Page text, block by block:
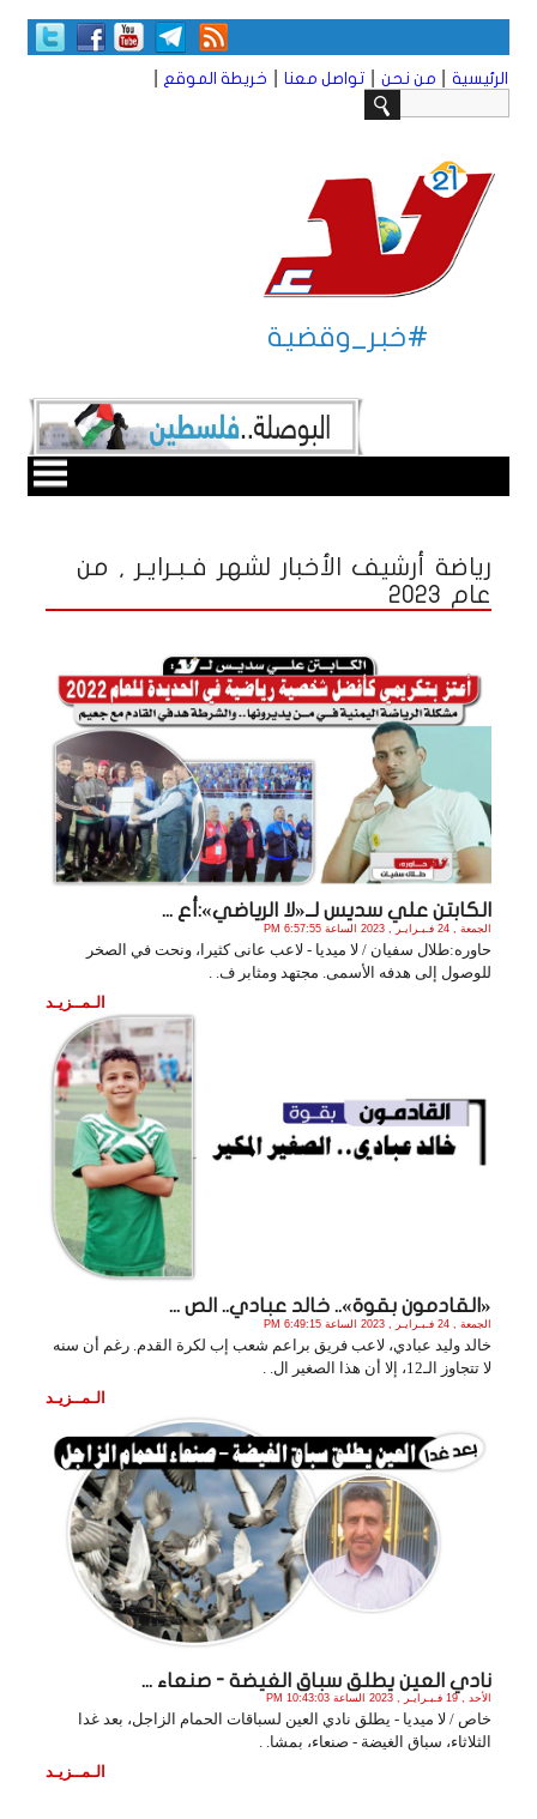
الرئيسية من نحن تواصل معنا خريطة الموقع
#خبر_وقضية
رياضة أرشيف الأخبار لشهر فـبـرايـر , من
عام 2023
الكابتن علي سديس لــ«لا الرياضي»:أع ...
الجمعة , 24 فـبـرايـر , 2023 الساعة 6:57:55 PM
حاوره:طلال سفيان / لا ميديا - لاعب عانى كثيرا، ونحت في الصخر
للوصول إلى هدفه الأسمى. مجتهد ومثابر ف. .
الـمــزيـد
«القادمون بقوة».. خالد عبادي.. الص ...
الجمعة , 24 فـبـرايـر , 2023 الساعة 6:49:15 PM
خالد وليد عبادي، لاعب فريق براعم شعب إب لكرة القدم. رغم أن سنه
لا تتجاوز الـ12، إلا أن هذا الصغير ال. .
الـمــزيـد
نادي العين يطلق سباق الغيضة - صنعاء ...
الأحد , 19 فـبـرايـر , 2023 الساعة 10:43:03 PM
خاص / لا ميديا - يطلق نادي العين لسباقات الحمام الزاجل، بعد غدا
الثلاثاء، سباق الغيضة - صنعاء، بمشا. .
الـمــزيـد